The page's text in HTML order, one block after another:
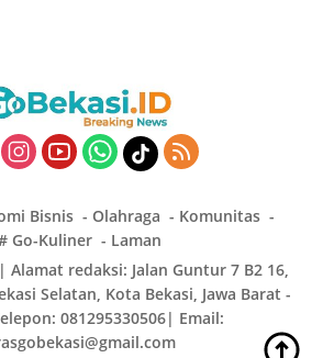
Bisnis Olahraga
Komunitas
Go-Kuliner
Laman
Alamat redaksi: Jalan Guntur 7 B2 16,
Selatan, Kota Bekasi, Jawa Barat -
081295330506| Email: